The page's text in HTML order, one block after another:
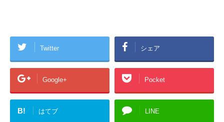
Twitter シェア
Google+ Pocket
B! はてブ LINE